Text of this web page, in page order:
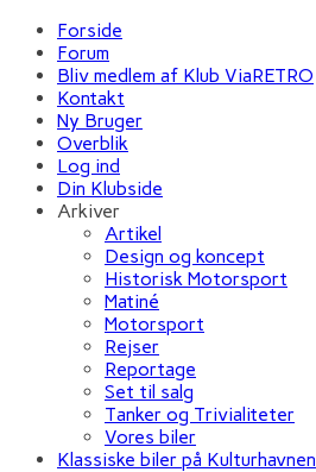
Forside
Forum
Bliv medlem af Klub ViaRETRO
Kontakt
Ny Bruger
Overblik
Log ind
Din Klubside
Arkiver
Artikel
Design og koncept
Historisk Motorsport
Matiné
Motorsport
Rejser
Reportage
Set til salg
Tanker og Trivialiteter
Vores biler
Klassiske biler på Kulturhavnen